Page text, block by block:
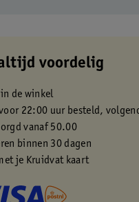
voordelig
de winkel
22:00 uur besteld,
vanaf 50.00
binnen 30 dagen
je Kruidvat kaart